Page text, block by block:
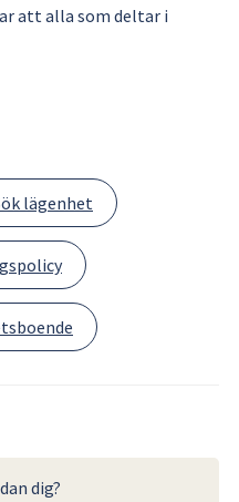
att alla som deltar i
lägenhet
dig?